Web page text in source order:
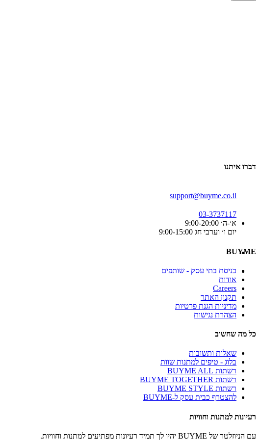
דברו איתנו
support@buyme.co.il
03-3737117
א׳-ה׳ 9:00-20:00
יום ו׳ וערבי חג 9:00-15:00
BUYME
כניסת בתי עסק - שותפים
אודות
Careers
תקנון האתר
מדיניות הגנת פרטיות
הצהרת נגישות
כל מה שחשוב
שאלות ותשובות
בלוג - טיפים למתנות שוות
רשתות BUYME ALL
רשתות BUYME TOGETHER
רשתות BUYME STYLE
להצטרף כבית עסק ל-BUYME
רעיונות למתנות וחוויות
עם הניוזלטר של BUYME יהיו לך תמיד רעיונות מפתיעים למתנות וחוויות.